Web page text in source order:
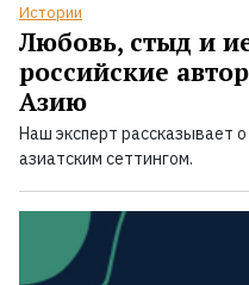
Истории
Любовь, стыд и
российские
Азию
Наш эксперт рассказывает
азиатским сеттингом.